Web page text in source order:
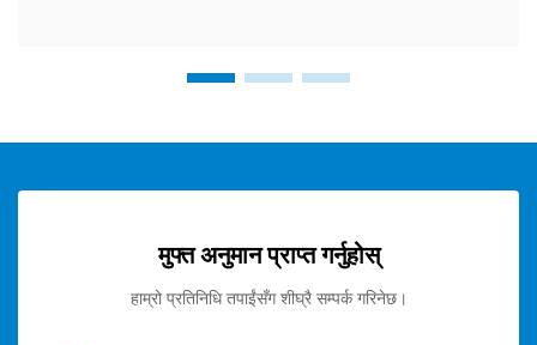
मुफ्त अनुमान प्राप्त गर्नुहोस्
हाम्रो प्रतिनिधि तपाईंसँग शीघ्रै सम्पर्क गरिनेछ।